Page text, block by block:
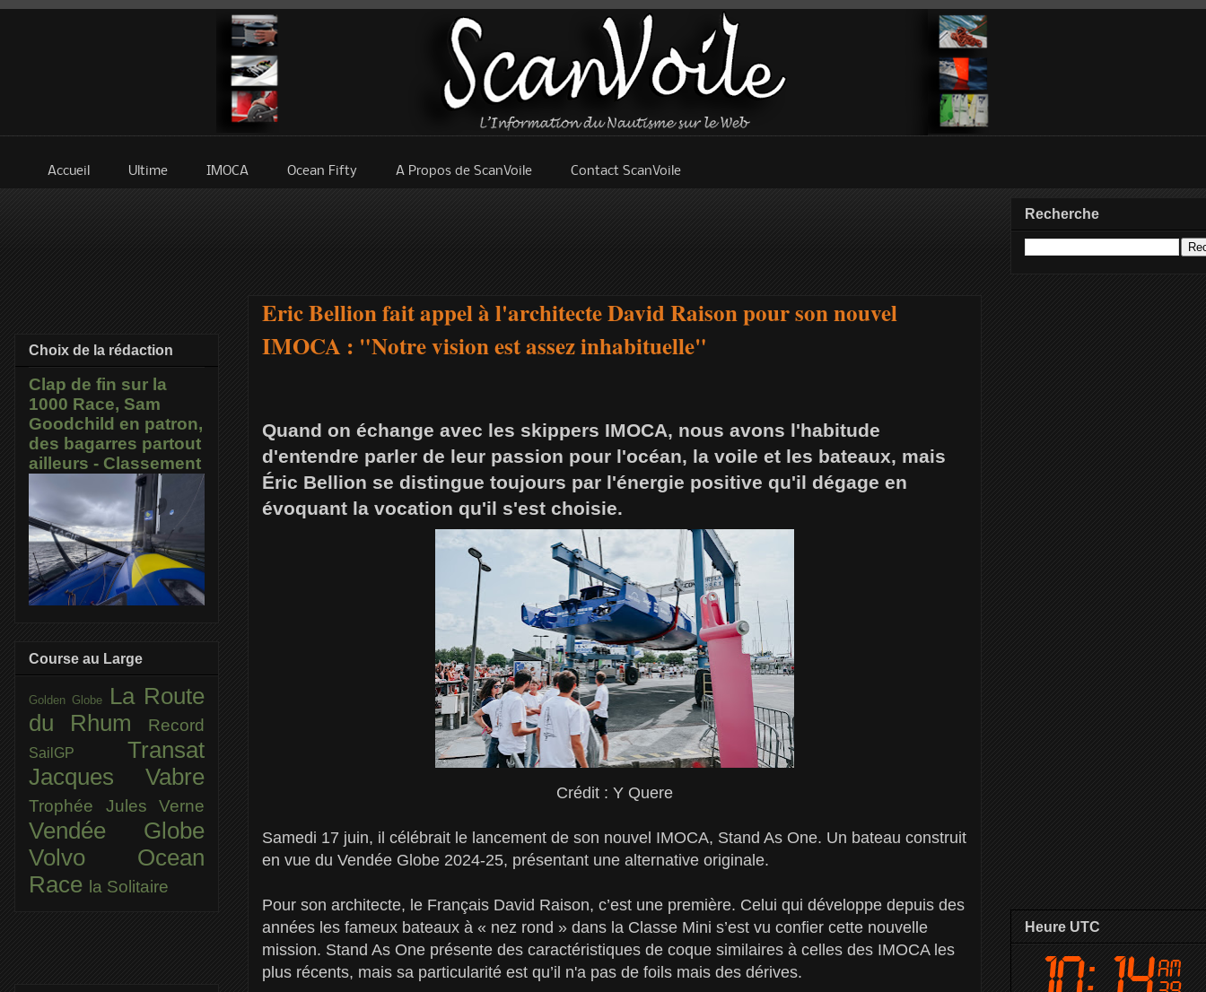
Accueil Ultime IMOCA Ocean Fifty A Propos de ScanVoile Contact ScanVoile
Eric Bellion fait appel à l'architecte David Raison pour son nouvel
IMOCA : "Notre vision est assez inhabituelle"
Quand on échange avec les skippers IMOCA, nous avons l'habitude
d'entendre parler de leur passion pour l'océan, la voile et les bateaux, mais
Éric Bellion se distingue toujours par l'énergie positive qu'il dégage en
évoquant la vocation qu'il s'est choisie.
Crédit : Y Quere
Samedi 17 juin, il célébrait le lancement de son nouvel IMOCA, Stand As One. Un bateau construit
en vue du Vendée Globe 2024-25, présentant une alternative originale.
Pour son architecte, le Français David Raison, c’est une première. Celui qui développe depuis des
années les fameux bateaux à « nez rond » dans la Classe Mini s’est vu confier cette nouvelle
mission. Stand As One présente des caractéristiques de coque similaires à celles des IMOCA les
plus récents, mais sa particularité est qu’il n'a pas de foils mais des dérives.
Choix de la rédaction
Clap de fin sur la
1000 Race, Sam
Goodchild en patron,
des bagarres partout
ailleurs - Classement
Course au Large
Golden Globe
La Route
du Rhum
Record
SailGP Transat
Jacques Vabre
Trophée Jules Verne
Vendée Globe
Volvo Ocean
Race la Solitaire
Recherche
Heure UTC